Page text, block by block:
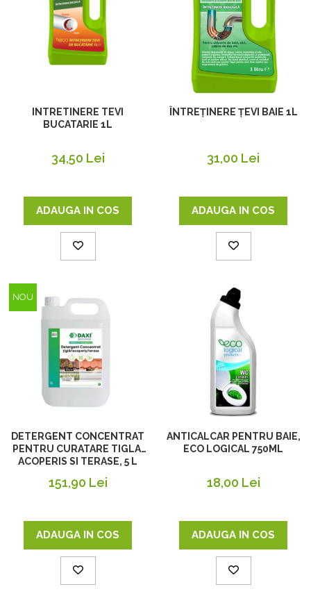
INTRETINERE TEVI
BUCATARIE 1L
34,50 Lei
ADAUGA IN COS
ÎNTREȚINERE ȚEVI BAIE 1L
31,00 Lei
ADAUGA IN COS
NOU
DETERGENT CONCENTRAT
PENTRU CURATARE TIGLA,
ACOPERIS SI TERASE, 5 L
151,90 Lei
ADAUGA IN COS
ANTICALCAR PENTRU BAIE,
ECO LOGICAL 750ML
18,00 Lei
ADAUGA IN COS